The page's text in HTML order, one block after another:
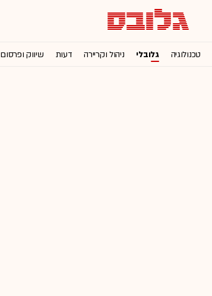
טכנולוגיה גלובלי ניהול וקריירה דעות שיווק ופרסום